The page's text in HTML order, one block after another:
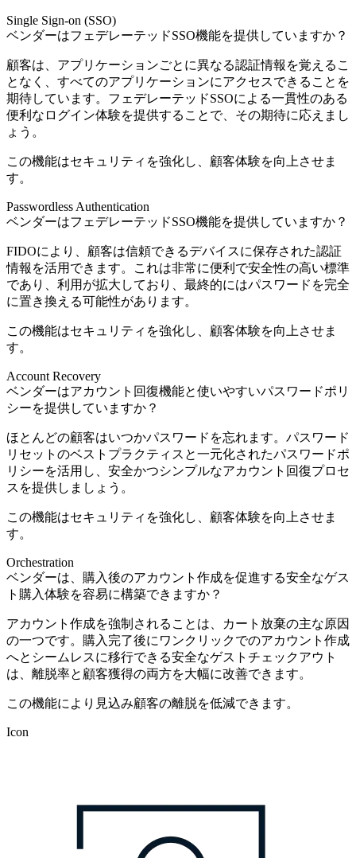
Single Sign-on (SSO)
ベンダーはフェデレーテッドSSO機能を提供していますか？
顧客は、アプリケーションごとに異なる認証情報を覚えるこ
となく、すべてのアプリケーションにアクセスできることを
期待しています。フェデレーテッドSSOによる一貫性のある
便利なログイン体験を提供することで、その期待に応えまし
ょう。
この機能はセキュリティを強化し、顧客体験を向上させま
す。
Passwordless Authentication
ベンダーはフェデレーテッドSSO機能を提供していますか？
FIDOにより、顧客は信頼できるデバイスに保存された認証
情報を活用できます。これは非常に便利で安全性の高い標準
であり、利用が拡大しており、最終的にはパスワードを完全
に置き換える可能性があります。
この機能はセキュリティを強化し、顧客体験を向上させま
す。
Account Recovery
ベンダーはアカウント回復機能と使いやすいパスワードポリ
シーを提供していますか？
ほとんどの顧客はいつかパスワードを忘れます。パスワード
リセットのベストプラクティスと一元化されたパスワードポ
リシーを活用し、安全かつシンプルなアカウント回復プロセ
スを提供しましょう。
この機能はセキュリティを強化し、顧客体験を向上させま
す。
Orchestration
ベンダーは、購入後のアカウント作成を促進する安全なゲス
ト購入体験を容易に構築できますか？
アカウント作成を強制されることは、カート放棄の主な原因
の一つです。購入完了後にワンクリックでのアカウント作成
へとシームレスに移行できる安全なゲストチェックアウト
は、離脱率と顧客獲得の両方を大幅に改善できます。
この機能により見込み顧客の離脱を低減できます。
Icon